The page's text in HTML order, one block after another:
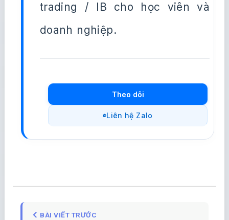
trading / IB cho học viên và
doanh nghiệp.
Theo dõi
Liên hệ Zalo
BÀI VIẾT TRƯỚC